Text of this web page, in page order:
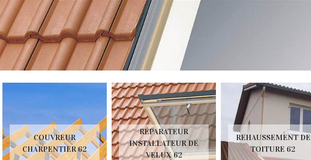
COUVREUR
CHARPENTIER 62
RÉPARATEUR
INSTALLATEUR DE
VELUX 62
REHAUSSEMENT DE
TOITURE 62